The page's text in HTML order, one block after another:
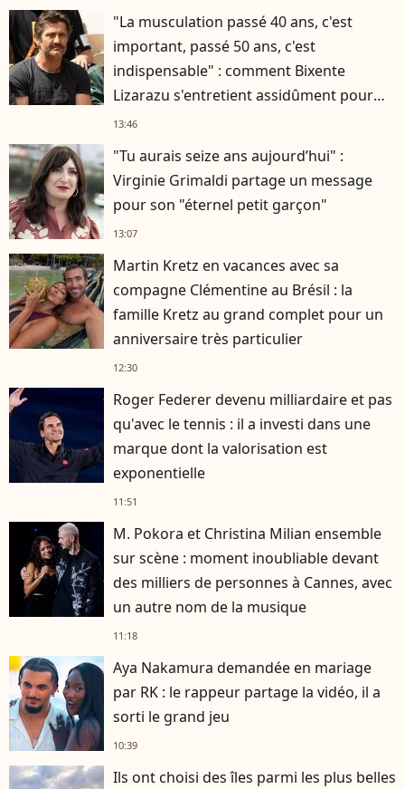
"La musculation passé 40 ans, c'est
important, passé 50 ans, c'est
indispensable" : comment Bixente
Lizarazu s'entretient assidûment pour
rester musclé à 56 ans ?
13:46
"Tu aurais seize ans aujourd’hui" :
Virginie Grimaldi partage un message
pour son "éternel petit garçon"
13:07
Martin Kretz en vacances avec sa
compagne Clémentine au Brésil : la
famille Kretz au grand complet pour un
anniversaire très particulier
12:30
Roger Federer devenu milliardaire et pas
qu'avec le tennis : il a investi dans une
marque dont la valorisation est
exponentielle
11:51
M. Pokora et Christina Milian ensemble
sur scène : moment inoubliable devant
des milliers de personnes à Cannes, avec
un autre nom de la musique
11:18
Aya Nakamura demandée en mariage
par RK : le rappeur partage la vidéo, il a
sorti le grand jeu
10:39
Ils ont choisi des îles parmi les plus belles